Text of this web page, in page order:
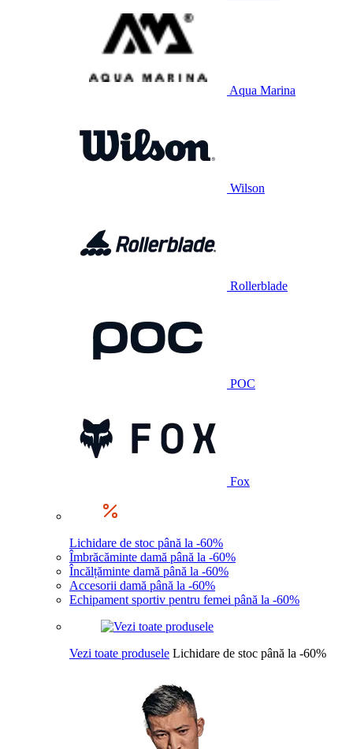
Aqua Marina
Wilson
Rollerblade
POC
Fox
Lichidare de stoc până la -60%
Îmbrăcăminte damă până la -60%
Încălțăminte damă până la -60%
Accesorii damă până la -60%
Echipament sportiv pentru femei până la -60%
Vezi toate produsele Lichidare de stoc până la -60%